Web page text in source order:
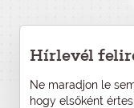
Hírlevél
Ne maradjon le
hogy elsőként